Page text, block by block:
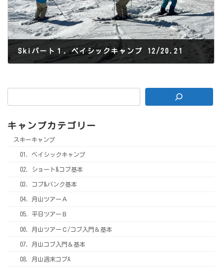
Skiパート１．ベイシックキャンプ 12/20.21
キャンプカテゴリー
スキーキャンプ
01．ベイシックキャンプ
02．ショート&コブ基本
03．コブ&バンク基本
04．月山ツアーＡ
05．平日ツアーＢ
06．月山ツアーＣ/コブ入門＆基本
07．月山コブ入門＆基本
08．月山週末コブA